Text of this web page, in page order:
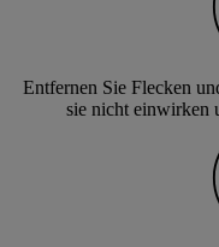
Entfernen Sie Flecken
sie nicht einwirken